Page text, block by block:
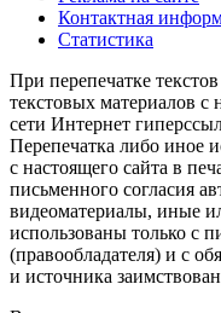
Контактная
Статистика
При перепечатке
текстовых материалов с
сети Интернет
Перепечатка либо иное
с настоящего сайта в
письменного согласия
видеоматериалы, иные
использованы только с
(правообладателя) и с
и источника